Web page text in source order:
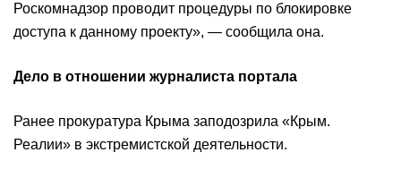
Роскомнадзор проводит процедуры по блокировке
доступа к данному проекту», — сообщила она.
Дело в отношении журналиста портала
Ранее прокуратура Крыма заподозрила «Крым.
Реалии» в экстремистской деятельности.